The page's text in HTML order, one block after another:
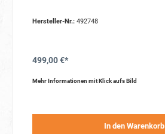
Hersteller-Nr.:492748
499,00 €*
Mehr Informationen mit Klick aufs Bild
In den Warenkorb